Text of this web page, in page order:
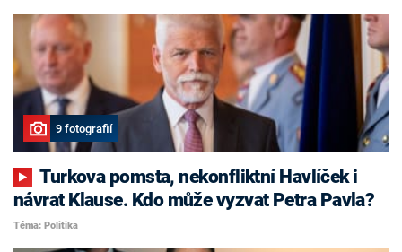
9 fotografií
Turkova pomsta, nekonfliktní Havlíček i
návrat Klause. Kdo může vyzvat Petra Pavla?
Téma: Politika